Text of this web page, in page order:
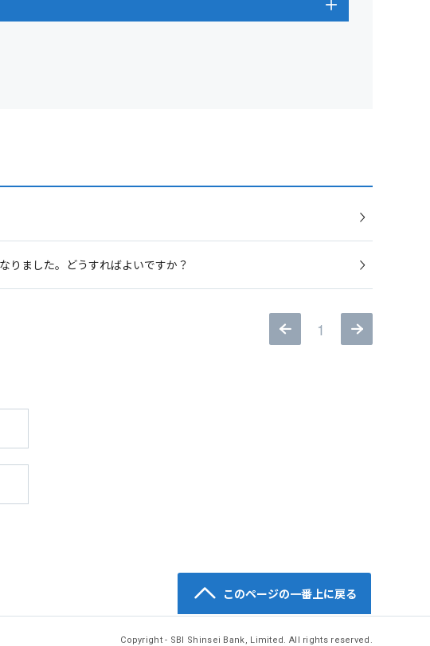
りました。どうすればよいですか？
1
Copyright - SBI Shinsei Bank, Limited. All rights reserved.
このページの一番上に戻る